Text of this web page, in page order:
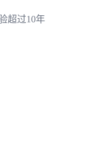
超过10年